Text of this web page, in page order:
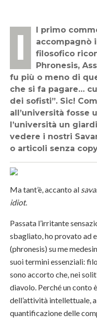
Il primo commento d’autore che
accompagnò
filosofico
Phronesis,
fu più o meno di
che si fa pagare…
dei sofisti”. Sic!
all’università fosse
l’università un
vedere i nostri
o articoli senza
Ma tant’è, accanto al
idiot.
Passata l’irritante
sbagliato, ho provato ad
(phronesis) su me
suoi termini essenziali:
sono accorto che, nei
diavolo. Perché un conto
dell’attività intellettuale,
quantificazione delle